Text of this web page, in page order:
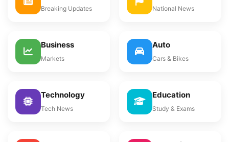
Breaking Updates National News
Business
Markets
Auto
Cars & Bikes
Technology
Tech News
Education
Study & Exams